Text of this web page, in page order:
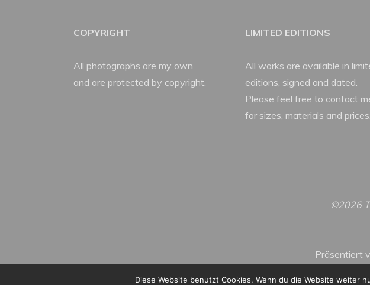
COPYRIGHT
All photographs are my own
and are protected by copyright.
LIMITED EDITIONS
All works are available in
editions, signed and dated.
Please feel free to contact
for sizes, materials and prices.
©2026
Präsentiert
Diese Website benutzt Cookies. Wenn du die Website weiter